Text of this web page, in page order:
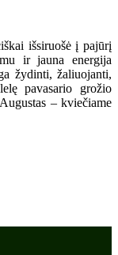
išsiruošė į pajūrį
ir jauna energija
žydinti, žaliuojanti,
pavasario grožio
– kviečiame